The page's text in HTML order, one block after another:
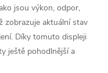
jsou výkon, odpor,
zobrazuje aktuální stav
Díky tomuto displeji
ještě pohodlnější a